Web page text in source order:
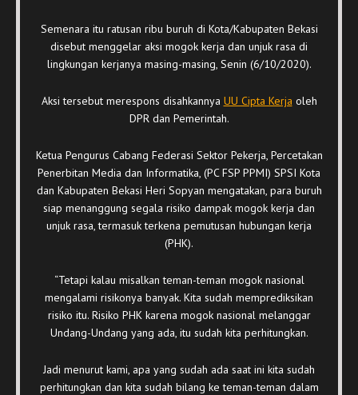
Semenara itu ratusan ribu buruh di Kota/Kabupaten Bekasi
disebut menggelar aksi mogok kerja dan unjuk rasa di
lingkungan kerjanya masing-masing, Senin (6/10/2020).
Aksi tersebut merespons disahkannya UU Cipta Kerja oleh
DPR dan Pemerintah.
Ketua Pengurus Cabang Federasi Sektor Pekerja, Percetakan
Penerbitan Media dan Informatika, (PC FSP PPMI) SPSI Kota
dan Kabupaten Bekasi Heri Sopyan mengatakan, para buruh
siap menanggung segala risiko dampak mogok kerja dan
unjuk rasa, termasuk terkena pemutusan hubungan kerja
(PHK).
“Tetapi kalau misalkan teman-teman mogok nasional
mengalami risikonya banyak. Kita sudah memprediksikan
risiko itu. Risiko PHK karena mogok nasional melanggar
Undang-Undang yang ada, itu sudah kita perhitungkan.
Jadi menurut kami, apa yang sudah ada saat ini kita sudah
perhitungkan dan kita sudah bilang ke teman-teman dalam